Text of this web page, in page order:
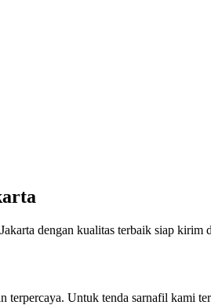
dengan kualitas terbaik siap kirim
Untuk tenda sarnafil kami